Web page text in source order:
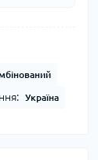
Україна